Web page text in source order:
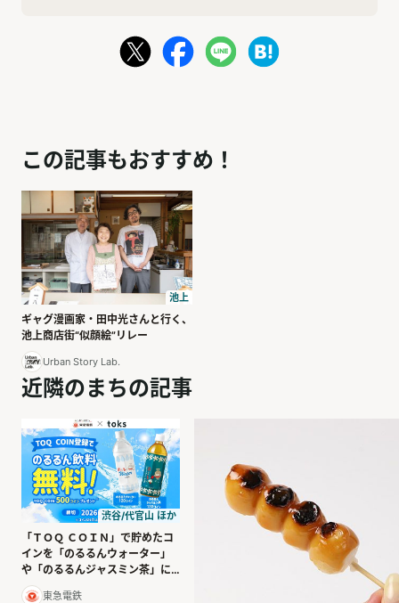
この記事もおすすめ！
池上
ギャグ漫画家・田中光さんと行く、
池上商店街“似顔絵”リレー
Urban Story Lab.
近隣のまちの記事
渋谷/代官山 ほか
「ＴＯＱ ＣＯＩＮ」で貯めたコ
インを「のるるんウォーター」
や「のるるんジャスミン茶」に
交換できます！
東急電鉄